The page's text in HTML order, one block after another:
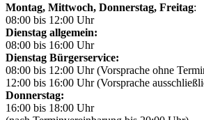
Montag, Mittwoch, Donnerstag, Freitag:
08:00 bis 12:00 Uhr
Dienstag allgemein:
08:00 bis 16:00 Uhr
Dienstag Bürgerservice:
08:00 bis 12:00 Uhr (Vorsprache ohne
12:00 bis 16:00 Uhr (Vorsprache
Donnerstag:
16:00 bis 18:00 Uhr